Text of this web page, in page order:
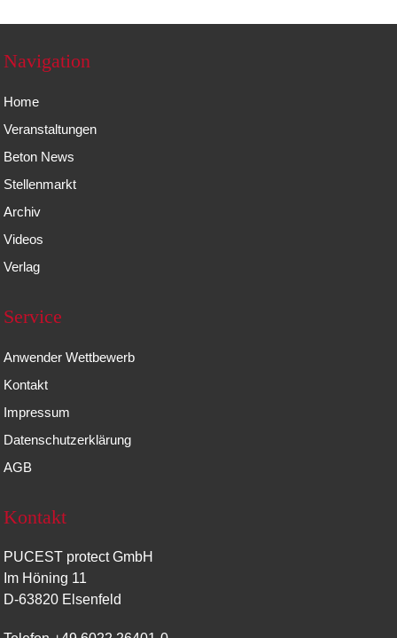
Navigation
Home
Veranstaltungen
Beton News
Stellenmarkt
Archiv
Videos
Verlag
Service
Anwender Wettbewerb
Kontakt
Impressum
Datenschutzerklärung
AGB
Kontakt
PUCEST protect GmbH
Im Höning 11
D-63820 Elsenfeld